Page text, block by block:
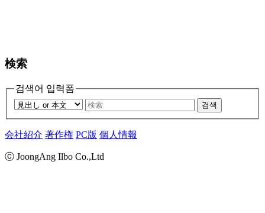
検索
검색어 입력폼
검색
会社紹介 著作権 PC版 個人情報
ⓒ JoongAng Ilbo Co.,Ltd